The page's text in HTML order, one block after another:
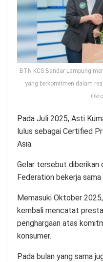
BTN KCS Bandar Lampung
yang berkomitmen dalam
Pada Juli 2025, Asti
lulus sebagai Certified
Asia.
Gelar tersebut diberikan
Federation bekerja
Memasuki Oktober
kembali mencatat
penghargaan atas
konsumer.
Pada bulan yang sama